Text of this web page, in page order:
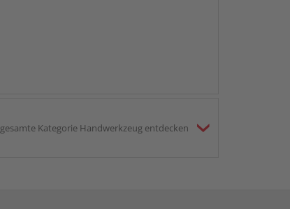
gesamte Kategorie Handwerkzeug entdecken